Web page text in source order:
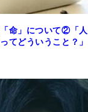
命」について②「人
てどういうこと？」